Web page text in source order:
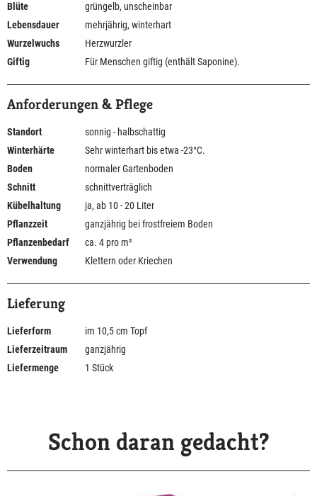
Blüte
grüngelb, unscheinbar
Lebensdauer
mehrjährig, winterhart
Wurzelwuchs
Herzwurzler
Giftig
Für Menschen giftig (enthält Saponine).
Anforderungen & Pflege
Standort
sonnig - halbschattig
Winterhärte
Sehr winterhart bis etwa -23°C.
Boden
normaler Gartenboden
Schnitt
schnittverträglich
Kübelhaltung
ja, ab 10 - 20 Liter
Pflanzzeit
ganzjährig bei frostfreiem Boden
Pflanzenbedarf
ca. 4 pro m²
Verwendung
Klettern oder Kriechen
Lieferung
Lieferform
im 10,5 cm Topf
Lieferzeitraum
ganzjährig
Liefermenge
1 Stück
Schon daran gedacht?